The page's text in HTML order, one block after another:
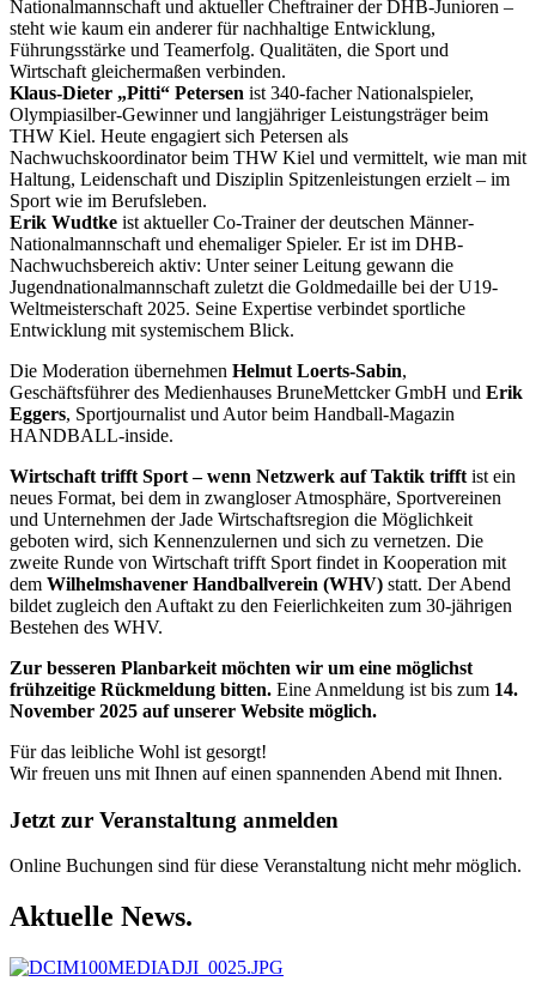
Nationalmannschaft und aktueller Cheftrainer der DHB-Junioren –
steht wie kaum ein anderer für nachhaltige Entwicklung,
Führungsstärke und Teamerfolg. Qualitäten, die Sport und
Wirtschaft gleichermaßen verbinden.
Klaus-Dieter „Pitti“ Petersen ist 340-facher Nationalspieler,
Olympiasilber-Gewinner und langjähriger Leistungsträger beim
THW Kiel. Heute engagiert sich Petersen als
Nachwuchskoordinator beim THW Kiel und vermittelt, wie man mit
Haltung, Leidenschaft und Disziplin Spitzenleistungen erzielt – im
Sport wie im Berufsleben.
Erik Wudtke ist aktueller Co-Trainer der deutschen Männer-
Nationalmannschaft und ehemaliger Spieler. Er ist im DHB-
Nachwuchsbereich aktiv: Unter seiner Leitung gewann die
Jugendnationalmannschaft zuletzt die Goldmedaille bei der U19-
Weltmeisterschaft 2025. Seine Expertise verbindet sportliche
Entwicklung mit systemischem Blick.
Die Moderation übernehmen Helmut Loerts-Sabin,
Geschäftsführer des Medienhauses BruneMettcker GmbH und Erik
Eggers, Sportjournalist und Autor beim Handball-Magazin
HANDBALL-inside.
Wirtschaft trifft Sport – wenn Netzwerk auf Taktik trifft ist ein
neues Format, bei dem in zwangloser Atmosphäre, Sportvereinen
und Unternehmen der Jade Wirtschaftsregion die Möglichkeit
geboten wird, sich Kennenzulernen und sich zu vernetzen. Die
zweite Runde von Wirtschaft trifft Sport findet in Kooperation mit
dem Wilhelmshavener Handballverein (WHV) statt. Der Abend
bildet zugleich den Auftakt zu den Feierlichkeiten zum 30-jährigen
Bestehen des WHV.
Zur besseren Planbarkeit möchten wir um eine möglichst
frühzeitige Rückmeldung bitten. Eine Anmeldung ist bis zum 14.
November 2025 auf unserer Website möglich.
Für das leibliche Wohl ist gesorgt!
Wir freuen uns mit Ihnen auf einen spannenden Abend mit Ihnen.
Jetzt zur Veranstaltung anmelden
Online Buchungen sind für diese Veranstaltung nicht mehr möglich.
Aktuelle News.